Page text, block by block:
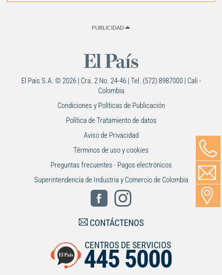
PUBLICIDAD
El País S.A. © 2026 | Cra. 2 No. 24-46 | Tel. (572) 8987000 | Cali -
Colombia
Condiciones y Políticas de Publicación
Política de Tratamiento de datos
Aviso de Privacidad
Términos de uso y cookies
Preguntas frecuentes - Pagos electrónicos
Superintendencia de Industria y Comercio de Colombia
CONTÁCTENOS
CENTROS DE SERVICIOS
445 5000